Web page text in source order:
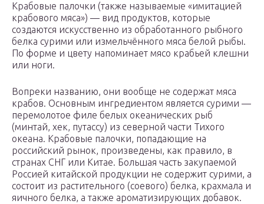
Крабовые палочки (также называемые «имитацией
крабового мяса») — вид продуктов, которые
создаются искусственно из обработанного рыбного
белка сурими или измельчённого мяса белой рыбы.
По форме и цвету напоминает мясо крабьей клешни
или ноги.
Вопреки названию, они вообще не содержат мяса
крабов. Основным ингредиентом является сурими —
перемолотое филе белых океанических рыб
(минтай, хек, путассу) из северной части Тихого
океана. Крабовые палочки, попадающие на
российский рынок, произведены, как правило, в
странах СНГ или Китае. Большая часть закупаемой
Россией китайской продукции не содержит сурими, а
состоит из растительного (соевого) белка, крахмала и
яичного белка, а также ароматизирующих добавок.